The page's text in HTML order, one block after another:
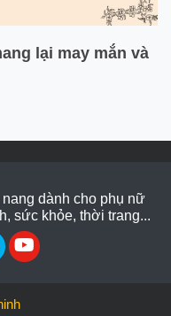
lại may mắn và
dành cho phụ nữ
sức khỏe, thời trang...